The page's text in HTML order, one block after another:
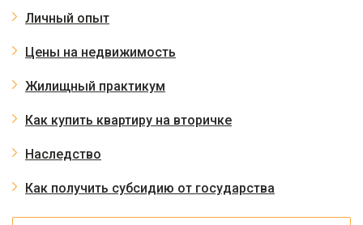
Личный опыт
Цены на недвижимость
Жилищный практикум
Как купить квартиру на вторичке
Наследство
Как получить субсидию от государства